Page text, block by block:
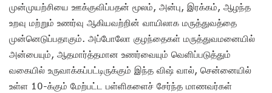
முன்முயற்சியை ஊக்குவிப்பதன் மூலம், அன்பு, இரக்கம், ஆழந்த
உறவு மற்றும் உணர்வு ஆகியவற்றின் வாயிலாக மருத்துவத்தை
முன்னெடுப்பதாகும். அப்போலோ குழந்தைகள் மருத்துவமனையில்
அன்பையும், ஆதமார்த்தமான உணர்வையும் வெளிப்படுத்தும்
வகையில் உருவாக்கப்பட்டிருக்கும் இந்த விஷ் வால், சென்னையில்
உள்ள 10-க்கும் மேற்பட்ட பள்ளிகளைச் சேர்ந்த மாணவர்கள்